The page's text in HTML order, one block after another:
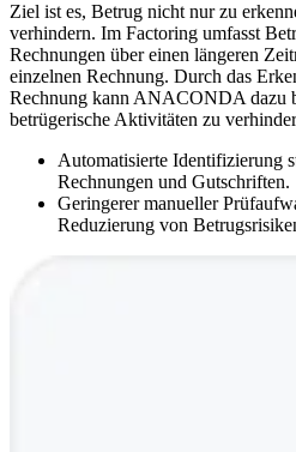
Ziel ist es, Betrug nicht nur zu
verhindern. Im Factoring umfasst
Rechnungen über einen längeren
einzelnen Rechnung. Durch das
Rechnung kann ANACONDA dazu
betrügerische Aktivitäten zu
Automatisierte Identifizierung
Rechnungen und Gutschriften.
Geringerer manueller
Reduzierung von